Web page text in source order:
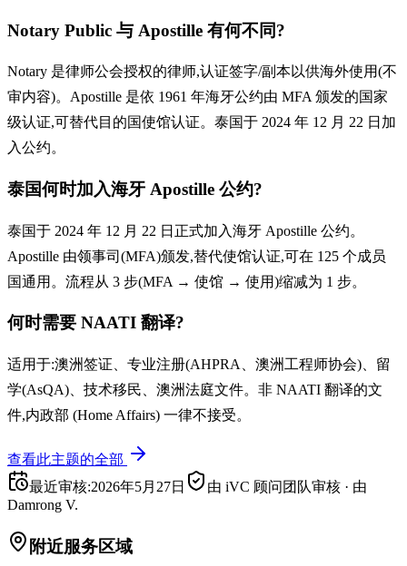
Notary Public 与 Apostille 有何不同?
Notary 是律师公会授权的律师,认证签字/副本以供海外使用(不
审内容)。Apostille 是依 1961 年海牙公约由 MFA 颁发的国家
级认证,可替代目的国使馆认证。泰国于 2024 年 12 月 22 日加
入公约。
泰国何时加入海牙 Apostille 公约?
泰国于 2024 年 12 月 22 日正式加入海牙 Apostille 公约。
Apostille 由领事司(MFA)颁发,替代使馆认证,可在 125 个成员
国通用。流程从 3 步(MFA → 使馆 → 使用)缩减为 1 步。
何时需要 NAATI 翻译?
适用于:澳洲签证、专业注册(AHPRA、澳洲工程师协会)、留
学(AsQA)、技术移民、澳洲法庭文件。非 NAATI 翻译的文
件,内政部 (Home Affairs) 一律不接受。
查看此主题的全部
最近审核:2026年5月27日 由 iVC 顾问团队审核 · 由
Damrong V.
附近服务区域